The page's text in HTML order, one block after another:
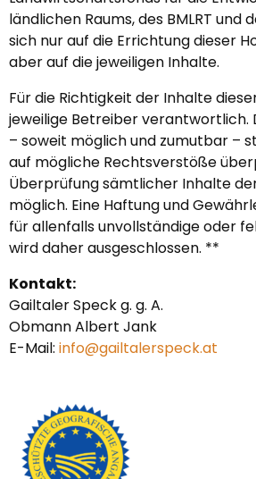
ländlichen Raums, des BMLRT und
sich nur auf die Errichtung dieser
aber auf die jeweiligen Inhalte.
Für die Richtigkeit der Inhalte
jeweilige Betreiber verantwortlich.
– soweit möglich und zumutbar –
auf mögliche Rechtsverstöße
Überprüfung sämtlicher Inhalte
möglich. Eine Haftung und
für allenfalls unvollständige oder
wird daher ausgeschlossen. **
Kontakt:
Gailtaler Speck g. g. A.
Obmann Albert Jank
E-Mail: info@gailtalerspeck.at